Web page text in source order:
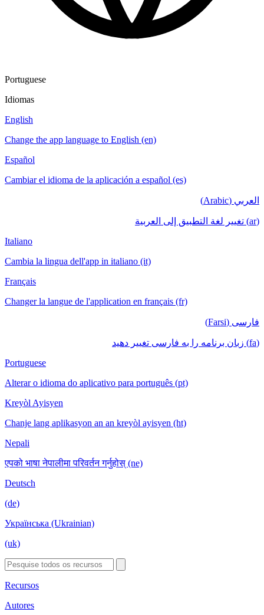
Portuguese
Idiomas
English
Change the app language to English (en)
Español
Cambiar el idioma de la aplicación a español (es)
العربي (Arabic)
(ar) تغيير لغة التطبيق إلى العربية
Italiano
Cambia la lingua dell'app in italiano (it)
Français
Changer la langue de l'application en français (fr)
فارسی (Farsi)
(fa) زبان برنامه را به فارسی تغییر دهید
Portuguese
Alterar o idioma do aplicativo para português (pt)
Kreyòl Ayisyen
Chanje lang aplikasyon an an kreyòl ayisyen (ht)
Nepali
एपको भाषा नेपालीमा परिवर्तन गर्नुहोस् (ne)
Deutsch
(de)
Українська (Ukrainian)
(uk)
Recursos
Autores